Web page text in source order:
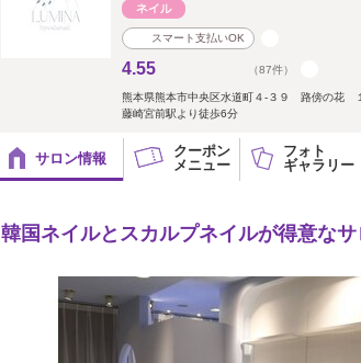
スマート支払いOK
4.55 （87件）
熊本県熊本市中央区水道町４-３９ 路傍の花
藤崎宮前駅より徒歩6分
サロン情報
クーポン
メニュー
フォト
ギャラリー
韓国ネイルとスカルプネイルが得意な